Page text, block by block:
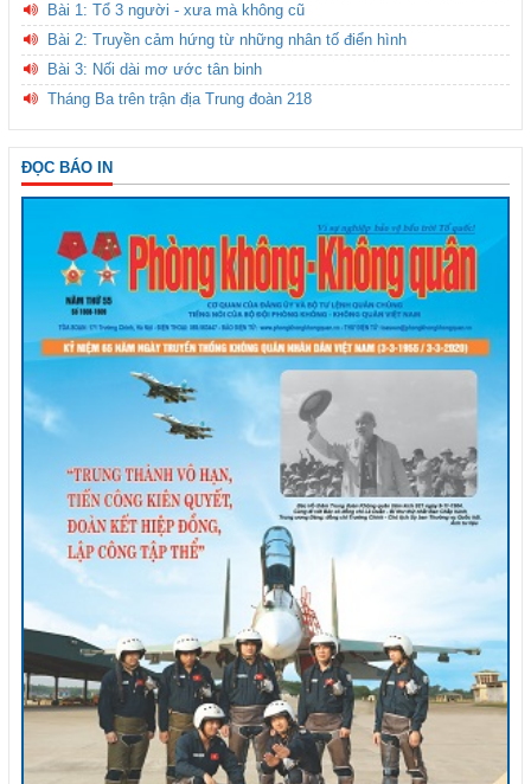
Bài 1: Tổ 3 người - xưa mà không cũ
Bài 2: Truyền cảm hứng từ những nhân tố điển hình
Bài 3: Nối dài mơ ước tân binh
Tháng Ba trên trận địa Trung đoàn 218
ĐỌC BÁO IN